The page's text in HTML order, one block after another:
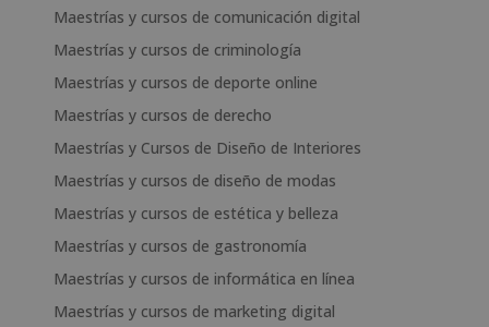
Maestrías y cursos de comunicación digital
Maestrías y cursos de criminología
Maestrías y cursos de deporte online
Maestrías y cursos de derecho
Maestrías y Cursos de Diseño de Interiores
Maestrías y cursos de diseño de modas
Maestrías y cursos de estética y belleza
Maestrías y cursos de gastronomía
Maestrías y cursos de informática en línea
Maestrías y cursos de marketing digital